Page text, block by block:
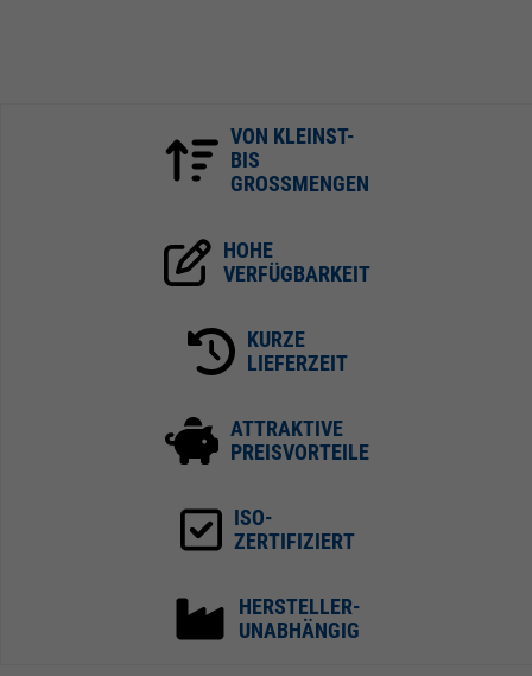
VON KLEINST-
BIS
GROSSMENGEN
HOHE
VERFÜGBARKEIT
KURZE
LIEFERZEIT
ATTRAKTIVE
PREISVORTEILE
ISO-
ZERTIFIZIERT
HERSTELLER-
UNABHÄNGIG